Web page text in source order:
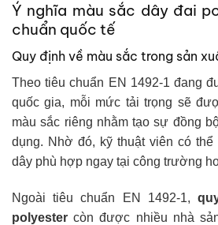
Ý nghĩa màu sắc dây đai
chuẩn quốc tế
Quy định về màu sắc trong sản
Theo tiêu chuẩn EN 1492-1 đang
quốc gia, mỗi mức tải trọng sẽ
màu sắc riêng nhằm tạo sự đồng
dụng. Nhờ đó, kỹ thuật viên có
dây phù hợp ngay tại công trường
Ngoài tiêu chuẩn EN 1492-1,
polyester còn được nhiều nhà